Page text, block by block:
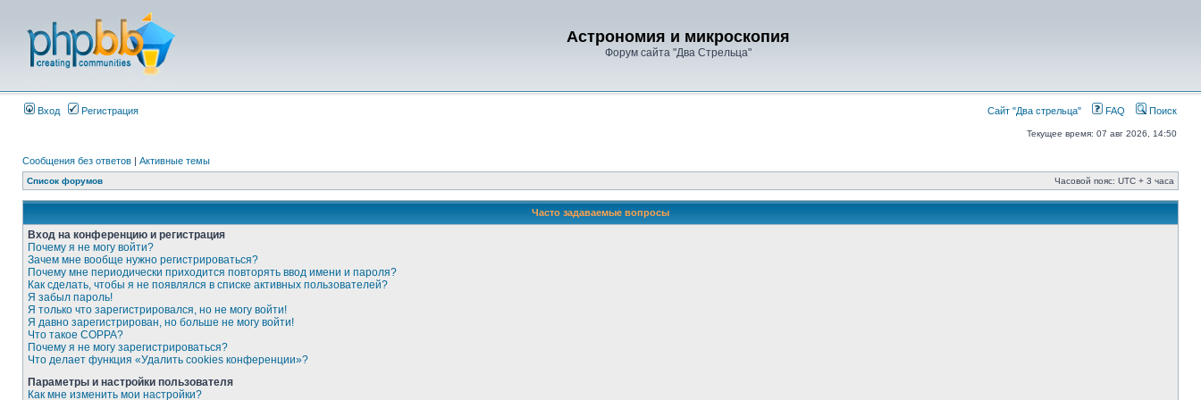
Астрономия и микроскопия
Форум сайта "Два Стрельца"
Вход Регистрация Сайт "Два стрельца" FAQ Поиск
Текущее время: 07 авг 2026, 14:50
Сообщения без ответов | Активные темы
Список форумов Часовой пояс: UTC + 3 часа
Часто задаваемые вопросы
Вход на конференцию и регистрация
Почему я не могу войти?
Зачем мне вообще нужно регистрироваться?
Почему мне периодически приходится повторять ввод имени и пароля?
Как сделать, чтобы я не появлялся в списке активных пользователей?
Я забыл пароль!
Я только что зарегистрировался, но не могу войти!
Я давно зарегистрирован, но больше не могу войти!
Что такое COPPA?
Почему я не могу зарегистрироваться?
Что делает функция «Удалить cookies конференции»?
Параметры и настройки пользователя
Как мне изменить мои настройки?